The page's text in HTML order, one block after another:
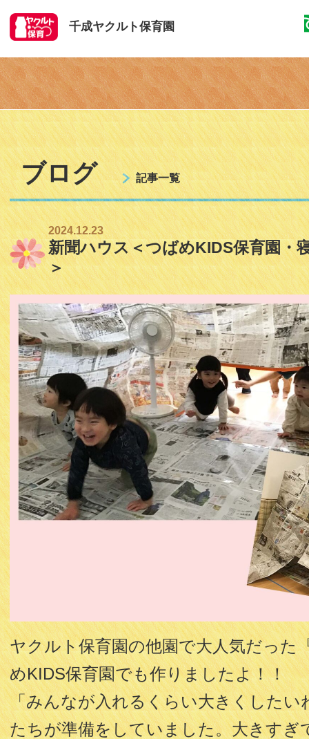
千成ヤクルト保育園
ブログ 記事一覧
2024.12.23
新聞ハウス＜つばめKIDS保育園・
＞
ヤクルト保育園の他園で大人気だった
めKIDS保育園でも作りましたよ！！
「みんなが入れるくらい大きくしたい
たちが準備をしていました。大きすぎ